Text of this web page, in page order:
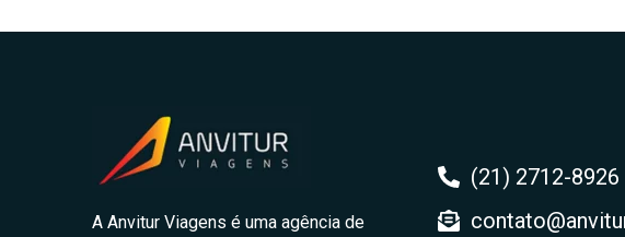
A Anvitur Viagens é uma agência de
(21) 2712-8926